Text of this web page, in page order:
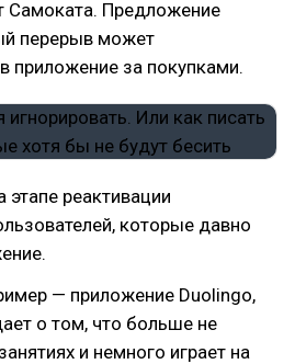
Самоката. Предложение
перерыв может
приложение за покупками.
реактивации
которые давно
— приложение Duolingo,
о том, что больше не
и немного играет на